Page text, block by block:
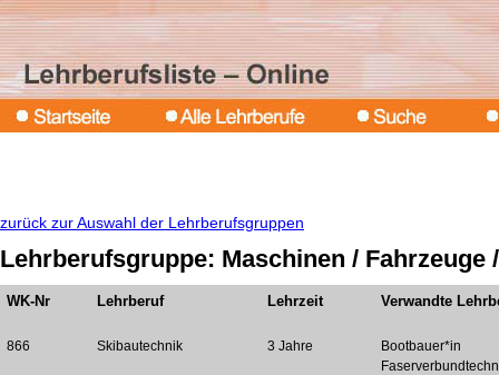
zurück zur Auswahl der Lehrberufsgruppen
Lehrberufsgruppe: Maschinen / Fahrzeuge
WK-Nr Lehrberuf Lehrzeit Verwandte
866 Skibautechnik 3 Jahre
Bootbauer*in